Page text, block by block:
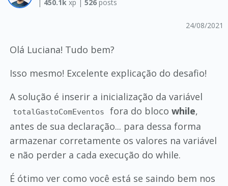
| 450.1kxp | 526posts
24/08/2021
Olá Luciana! Tudo bem?
Isso mesmo! Excelente explicação do desafio!
A solução é inserir a inicialização da variável
totalGastoComEventos fora do blocowhile,
antes de sua declaração... para dessa forma
armazenar corretamente os valores na variável
e não perder a cada execução do while.
É ótimo ver como você está se saindo bem nos